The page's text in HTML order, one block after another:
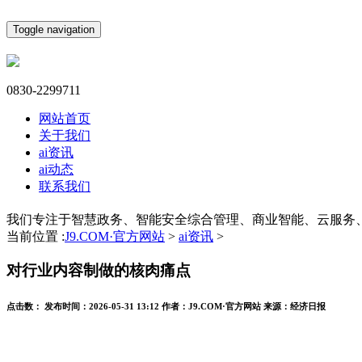
Toggle navigation
0830-2299711
网站首页
关于我们
ai资讯
ai动态
联系我们
我们专注于智慧政务、智能安全综合管理、商业智能、云服务
当前位置 :J9.COM·官方网站 > ai资讯 >
对行业内容制做的核肉痛点
点击数： 发布时间： 2026-05-31 13:12 作者： J9.COM·官方网站 来源： 经济日报